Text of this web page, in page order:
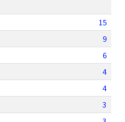
15
9
6
4
4
3